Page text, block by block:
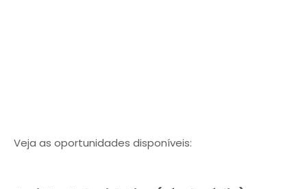
Veja as oportunidades disponíveis: